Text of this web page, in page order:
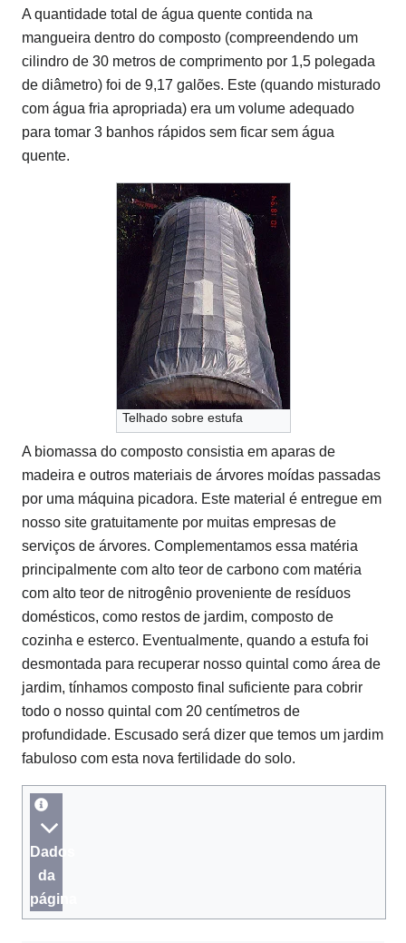
A quantidade total de água quente contida na
mangueira dentro do composto (compreendendo um
cilindro de 30 metros de comprimento por 1,5 polegada
de diâmetro) foi de 9,17 galões. Este (quando misturado
com água fria apropriada) era um volume adequado
para tomar 3 banhos rápidos sem ficar sem água
quente.
Telhado sobre estufa
A biomassa do composto consistia em aparas de
madeira e outros materiais de árvores moídas passadas
por uma máquina picadora. Este material é entregue em
nosso site gratuitamente por muitas empresas de
serviços de árvores. Complementamos essa matéria
principalmente com alto teor de carbono com matéria
com alto teor de nitrogênio proveniente de resíduos
domésticos, como restos de jardim, composto de
cozinha e esterco. Eventualmente, quando a estufa foi
desmontada para recuperar nosso quintal como área de
jardim, tínhamos composto final suficiente para cobrir
todo o nosso quintal com 20 centímetros de
profundidade. Escusado será dizer que temos um jardim
fabuloso com esta nova fertilidade do solo.
Dados
da
página